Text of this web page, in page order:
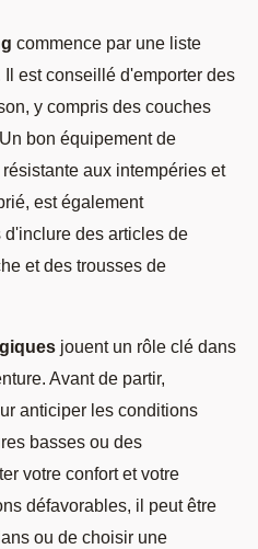
commence par une liste
est conseillé d'emporter des
y compris des couches
bon équipement de
aux intempéries et
est également
des articles de
et des trousses de
jouent un rôle clé dans
Avant de partir,
anticiper les conditions
basses ou des
votre confort et votre
défavorables, il peut être
ou de choisir une